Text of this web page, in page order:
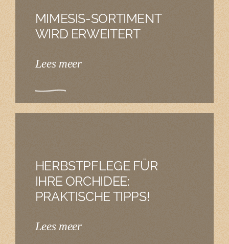
MIMESIS-SORTIMENT
WIRD ERWEITERT
Lees meer
HERBSTPFLEGE FÜR
IHRE ORCHIDEE:
PRAKTISCHE TIPPS!
Lees meer